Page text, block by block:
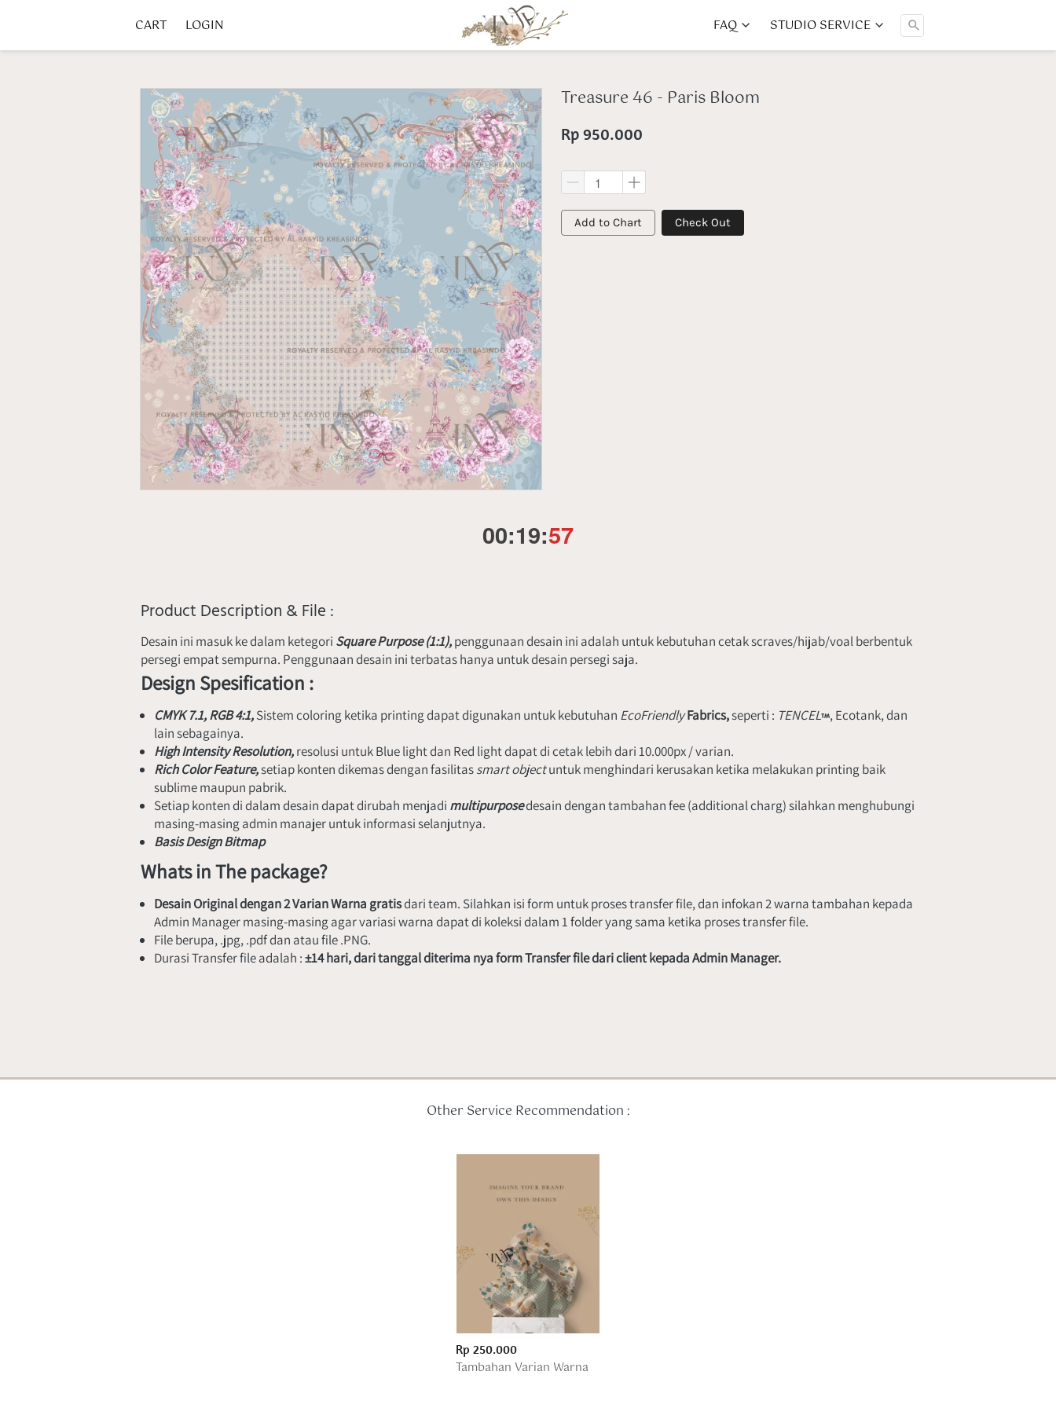
CART LOGIN FAQ STUDIO SERVICE
Treasure 46 - Paris Bloom
Rp 950.000
`
Add to Chart `
Check Out
00:19:56
Product Description & File :
Desain ini masuk ke dalam ketegori Square Purpose (1:1), penggunaan desain ini adalah untuk kebutuhan cetak scraves/hijab/voal berbentuk
persegi empat sempurna. Penggunaan desain ini terbatas hanya untuk desain persegi saja.
Design Spesification :
CMYK 7.1, RGB 4:1, Sistem coloring ketika printing dapat digunakan untuk kebutuhan EcoFriendly Fabrics, seperti : TENCEL , Ecotank, dan
lain sebagainya.
High Intensity Resolution, resolusi untuk Blue light dan Red light dapat di cetak lebih dari 10.000px / varian.
Rich Color Feature, setiap konten dikemas dengan fasilitas smart object untuk menghindari kerusakan ketika melakukan printing baik
sublime maupun pabrik.
Setiap konten di dalam desain dapat dirubah menjadi multipurpose desain dengan tambahan fee (additional charg) silahkan menghubungi
masing-masing admin manajer untuk informasi selanjutnya.
Basis Design Bitmap
Whats in The package?
Desain Original dengan 2 Varian Warna gratis dari team. Silahkan isi form untuk proses transfer file, dan infokan 2 warna tambahan kepada
Admin Manager masing-masing agar variasi warna dapat di koleksi dalam 1 folder yang sama ketika proses transfer file.
File berupa, .jpg, .pdf dan atau file .PNG.
Durasi Transfer file adalah : ±14 hari, dari tanggal diterima nya form Transfer file dari client kepada Admin Manager.
Other Service Recommendation :
Rp 250.000
Tambahan Varian Warna